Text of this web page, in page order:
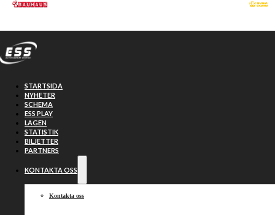
Hoppa till huvudinnehåll
STARTSIDA
NYHETER
SCHEMA
ESS PLAY
LAGEN
STATISTIK
BILJETTER
PARTNERS
KONTAKTA OSS
Kontakta oss